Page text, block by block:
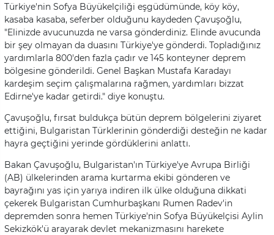
Türkiye'nin Sofya Büyükelçiliği eşgüdümünde, köy köy,
kasaba kasaba, seferber olduğunu kaydeden Çavuşoğlu,
"Elinizde avucunuzda ne varsa gönderdiniz. Elinde avucunda
bir şey olmayan da duasını Türkiye'ye gönderdi. Topladığınız
yardımlarla 800'den fazla çadır ve 145 konteyner deprem
bölgesine gönderildi. Genel Başkan Mustafa Karadayı
kardeşim seçim çalışmalarına rağmen, yardımları bizzat
Edirne'ye kadar getirdi." diye konuştu.
Çavuşoğlu, fırsat buldukça bütün deprem bölgelerini ziyaret
ettiğini, Bulgaristan Türklerinin gönderdiği desteğin ne kadar
hayra geçtiğini yerinde gördüklerini anlattı.
Bakan Çavuşoğlu, Bulgaristan'ın Türkiye'ye Avrupa Birliği
(AB) ülkelerinden arama kurtarma ekibi gönderen ve
bayrağını yas için yarıya indiren ilk ülke olduğuna dikkati
çekerek Bulgaristan Cumhurbaşkanı Rumen Radev'in
depremden sonra hemen Türkiye'nin Sofya Büyükelçisi Aylin
Sekizkök'ü arayarak devlet mekanizmasını harekete